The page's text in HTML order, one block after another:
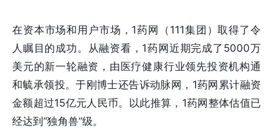
在资本市场和用户市场，1药网（111集团）取得了令
人瞩目的成功。从融资看，1药网近期完成了5000万
美元的新一轮融资，由医疗健康行业领先投资机构通
和毓承领投。于刚博士还告诉动脉网，1药网累计融资
金额超过15亿元人民币。以此推算，1药网整体估值已
经达到“独角兽”级。